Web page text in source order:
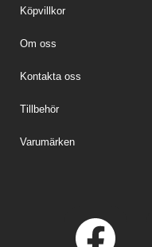
Köpvillkor
Om oss
Kontakta oss
Tillbehör
Varumärken